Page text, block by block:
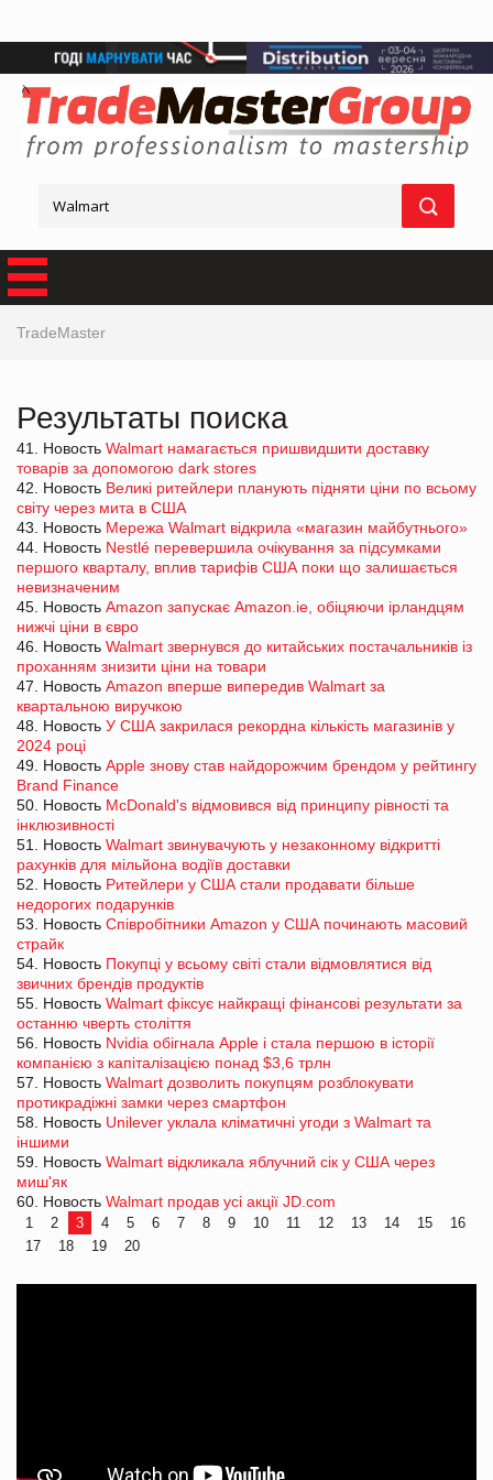
TradeMaster
Результаты поиска
41. Новость Walmart намагається пришвидшити доставку
товарів за допомогою dark stores
42. Новость Великі ритейлери планують підняти ціни по всьому
світу через мита в США
43. Новость Мережа Walmart відкрила «магазин майбутнього»
44. Новость Nestlé перевершила очікування за підсумками
першого кварталу, вплив тарифів США поки що залишається
невизначеним
45. Новость Amazon запускає Amazon.ie, обіцяючи ірландцям
нижчі ціни в євро
46. Новость Walmart звернувся до китайських постачальників із
проханням знизити ціни на товари
47. Новость Amazon вперше випередив Walmart за
квартальною виручкою
48. Новость У США закрилася рекордна кількість магазинів у
2024 році
49. Новость Apple знову став найдорожчим брендом у рейтингу
Brand Finance
50. Новость McDonald's відмовився від принципу рівності та
інклюзивності
51. Новость Walmart звинувачують у незаконному відкритті
рахунків для мільйона водіїв доставки
52. Новость Ритейлери у США стали продавати більше
недорогих подарунків
53. Новость Співробітники Amazon у США починають масовий
страйк
54. Новость Покупці у всьому світі стали відмовлятися від
звичних брендів продуктів
55. Новость Walmart фіксує найкращі фінансові результати за
останню чверть століття
56. Новость Nvidia обігнала Apple і стала першою в історії
компанією з капіталізацією понад $3,6 трлн
57. Новость Walmart дозволить покупцям розблокувати
протикрадіжні замки через смартфон
58. Новость Unilever уклала кліматичні угоди з Walmart та
іншими
59. Новость Walmart відкликала яблучний сік у США через
миш'як
60. Новость Walmart продав усі акції JD.com
1 2 3 4 5 6 7 8 9 10 11 12 13 14 15
16
17
18 19 20